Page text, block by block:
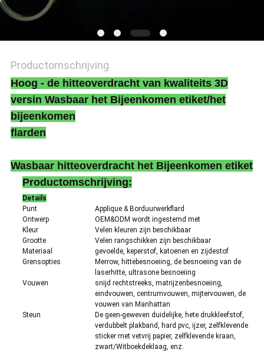
Productomschrijving
Hoog - de hitteoverdracht van kwaliteits 3D
versin Wasbaar het Bijeenkomen etiket/het
bijeenkomen
flarden
Wasbaar hitteoverdracht het Bijeenkomen etiket
Productomschrijving:
Details
Punt
Applique & Borduurwerkflard
Ontwerp
OEM&ODM wordt ingestemd met
Kleur
Velen kleuren zijn beschikbaar
Grootte
Velen rangschikken zijn beschikbaar
Materiaal
gevoelde, keperstof, katoenen en zijdestof
Grensopties
Merrow, hittebesnoeiing, de besnoeiing van de
laserhitte, ultrasone besnoeiing
Vouwen
snijd rechtstreeks, matrijzenbesnoeiing,
eindvouwen, centrumvouwen, mijtervouwen, de
vouwen van Manhattan
Steun
De geen-geweven duidelijke, hete drukkleefstof,
verdubbelt plakband, hard pvc, ijzer, zelfklevende
sticker met vetvrij papier, zelfklevende kraan,
zwart/Witboekdeklaag, enz.